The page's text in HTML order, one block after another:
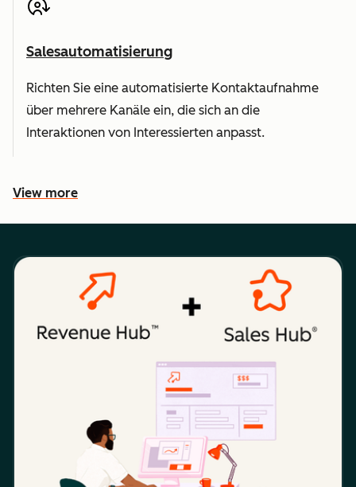
Salesautomatisierung
Richten Sie eine automatisierte Kontaktaufnahme
über mehrere Kanäle ein, die sich an die
Interaktionen von Interessierten anpasst.
View more